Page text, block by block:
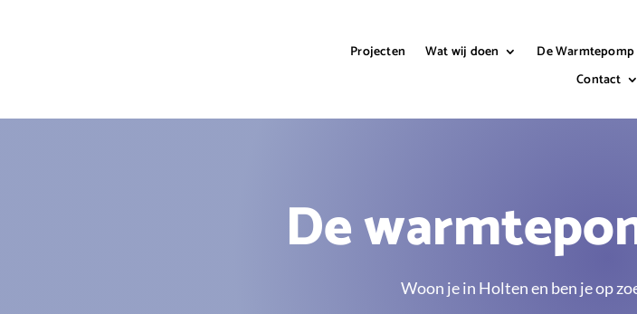
Projecten Wat wij doen De Warmtepomp
Contact
De
Woon je in Holten en ben je op